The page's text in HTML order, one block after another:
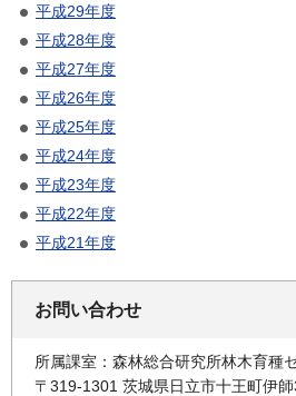
平成29年度
平成28年度
平成27年度
平成26年度
平成25年度
平成24年度
平成23年度
平成22年度
平成21年度
お問い合わせ
所属課室：森林総合研究所林木育種
〒319-1301 茨城県日立市十王町伊師